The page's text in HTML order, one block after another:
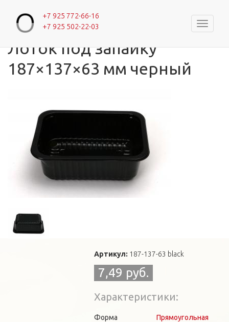
+7 925 772-66-16
+7 925 502-22-03
Главная
Лоток под запайку
187×137×63 мм черный
Артикул: 187-137-63 black
7,49 руб.
Характеристики
Форма
Прямоугольная